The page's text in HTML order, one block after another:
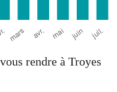
rendre à Troyes